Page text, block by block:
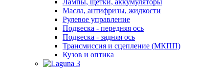
Масла, антифризы, жидкости
Рулевое управление
Подвеска - передняя ось
Подвеска - задняя ось
Трансмиссия и сцепление (МКПП)
Кузов и оптика